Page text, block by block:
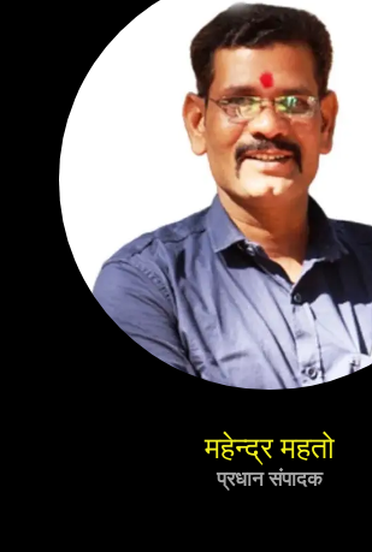
महेन्द्र महतो
प्रधान संपादक